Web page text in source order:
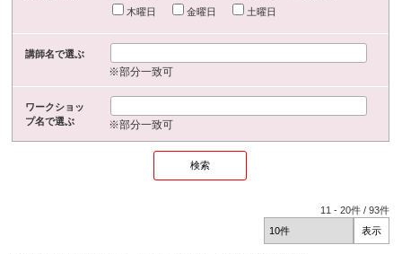
木曜日
金曜日 土曜日
講師名で選ぶ
※部分一致可
ワークショッ
プ名で選ぶ
※部分一致可
11 -20件 /93件